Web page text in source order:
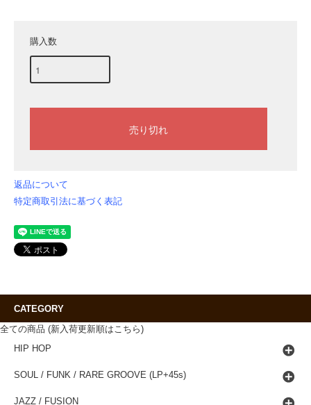
購入数
返品について
特定商取引法に基づく表記
CATEGORY
全ての商品 (新入荷更新順はこちら)
HIP HOP
SOUL / FUNK / RARE GROOVE (LP+45s)
JAZZ / FUSION